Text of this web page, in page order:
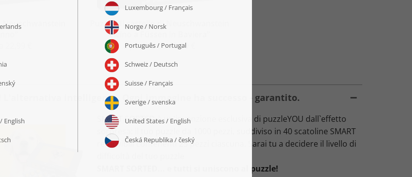
€
Puzzle „Il castello di Neuschwanstein
vicino a Füssen in Baviera“
a partire da 22,99 €
L'alternativa intelligente. Ogni immagine ha successo - garantito.
SMART SORTED è un'invenzione esclusiva di puzzleYOU dall`effetto
sorpresa: il tuo puzzle da 1000 pezzi, suddiviso in 40 scatoline SMART
removibili contenenti 25 pezzi ciascuna. Sarai tu a decidere il livello di
SMART SORTED... e tutti si uniscono al puzzle!